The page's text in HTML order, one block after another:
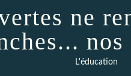
ne
L'éducation